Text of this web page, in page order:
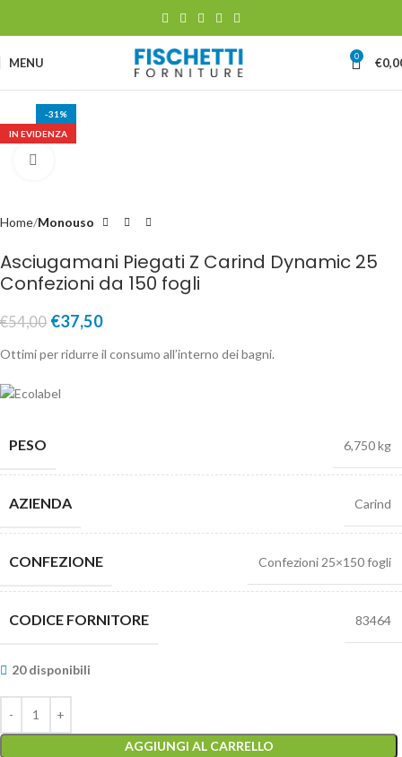
MENU 0 €
-31%
IN EVIDENZA
Home Monouso
Asciugamani Piegati Z Carind Dynamic 25
Confezioni da 150 fogli
€54,00 €37,50
Ottimi per ridurre il consumo all’interno dei bagni.
PESO 6,750 kg
AZIENDA Carind
CONFEZIONE Confezioni 25×150 fogli
CODICE FORNITORE 83464
20 disponibili
AGGIUNGI AL CARRELLO